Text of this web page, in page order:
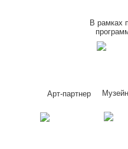
В рамках
Арт-партнер